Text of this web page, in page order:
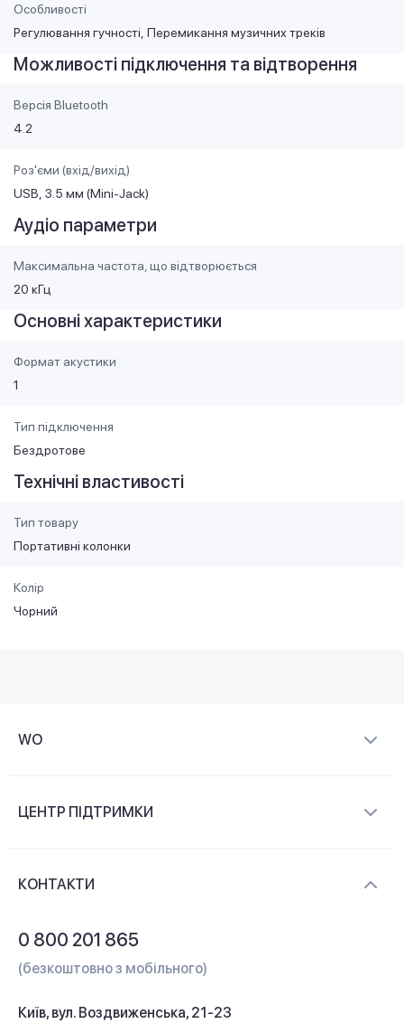
Особливості
Регулювання гучності Перемикання музичних треків
Можливості підключення та відтворення
Версія Bluetooth
4.2
Роз'єми (вхід/вихід)
USB 3.5 мм (Mini-Jack)
Аудіо параметри
Максимальна частота, що відтворюється
20 кГц
Основні характеристики
Формат акустики
1
Тип підключення
Бездротове
Технічні властивості
Тип товару
Портативні колонки
Колір
Чорний
WO
Контакти
ЦЕНТР ПІДТРИМКИ
КОНТАКТИ
0 800 201 865
(безкоштовно з мобільного)
Київ, вул. Воздвиженська, 21-23